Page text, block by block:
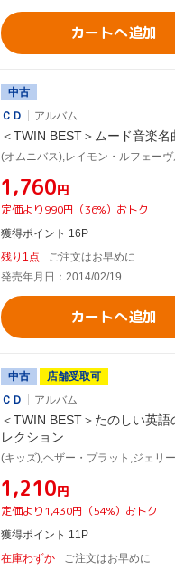
カートへ追加
中古
ＣＤ
アルバム
＜TWIN BEST＞ムード音楽名
¥1,760円
定価より990円（36%）おトク
獲得ポイント 16P
残り1点
ご注文はお早めに
発売年月日：2014/02/19
カートへ追加
中古
店舗受取可
ＣＤ
アルバム
＜TWIN BEST＞たのしい英語
レクション
¥1,210円
定価より1,430円（54%）おトク
獲得ポイント 11P
在庫わずか
ご注文はお早めに